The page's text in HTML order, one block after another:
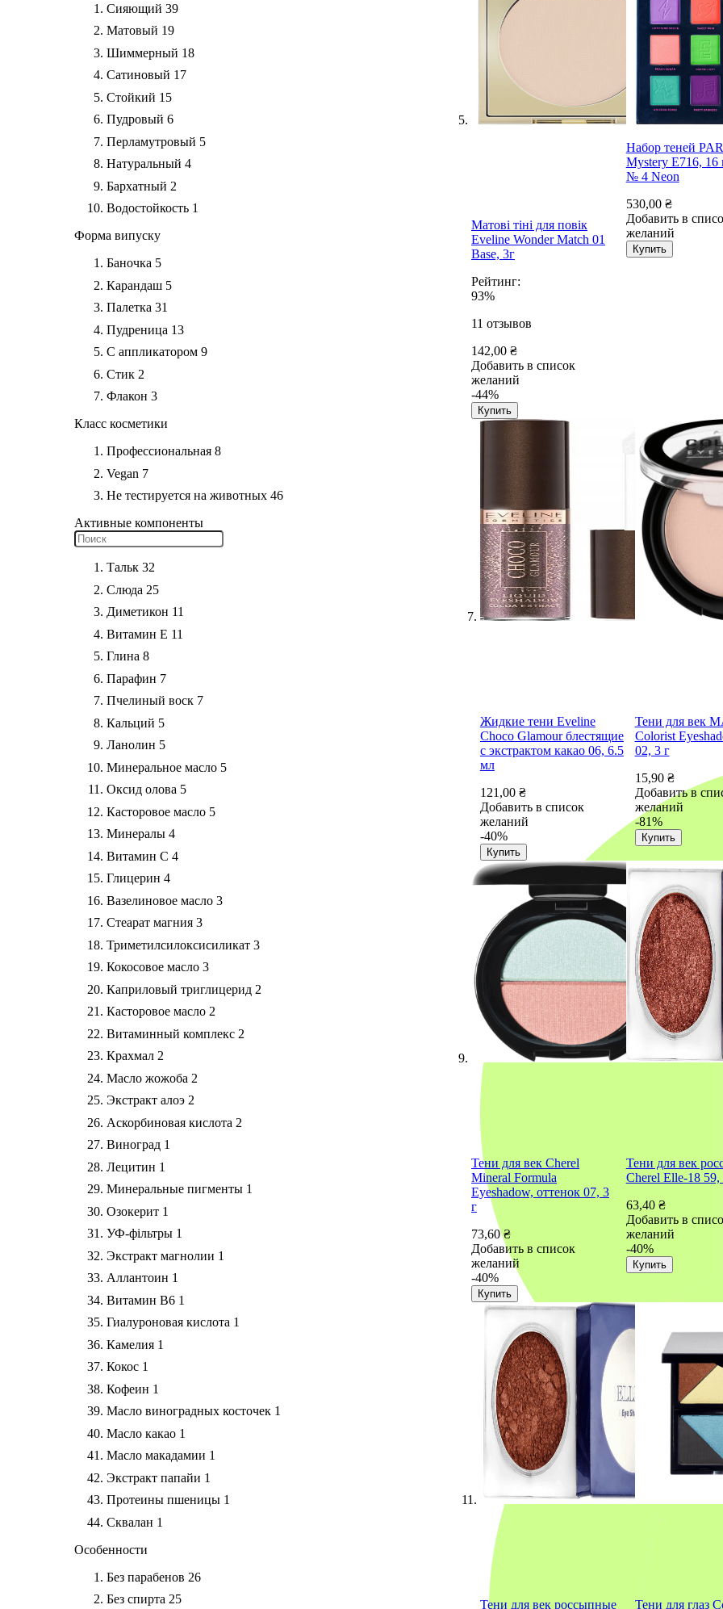
Матові тіні для повік
Eveline Wonder Match 01
Base, 3г
Рейтинг:
93%
11 отзывов
142,00 ₴
Добавить в список
желаний
-44%
Купить
Набор теней
Mystery E716, 16
№ 4 Neon
530,00 ₴
Добавить в
желаний
Купить
Жидкие тени Eveline
Choco Glamour блестящие
с экстрактом какао 06, 6.5
мл
121,00 ₴
Добавить в список
желаний
-40%
Купить
Тени для век
Colorist
02, 3 г
15,90 ₴
Добавить в
желаний
-81%
Купить
Тени для век Сherel
Mineral Formula
Eyeshadow, оттенок 07, 3
г
73,60 ₴
Добавить в список
желаний
-40%
Купить
Тени для век
Cherel Еlle-18 59,
63,40 ₴
Добавить в
желаний
-40%
Купить
Тени для век россыпные Тени для глаз
Сияющий 39
Матовый 19
Шиммерный 18
Сатиновый 17
Стойкий 15
Пудровый 6
Перламутровый 5
Натуральный 4
Бархатный 2
Водостойкость 1
Форма випуску
Баночка 5
Карандаш 5
Палетка 31
Пудреница 13
С аппликатором 9
Стик 2
Флакон 3
Класс косметики
Профессиональная 8
Vegan 7
Не тестируется на животных 46
Активные компоненты
Тальк 32
Слюда 25
Диметикон 11
Витамин Е 11
Глина 8
Парафин 7
Пчелиный воск 7
Кальций 5
Ланолин 5
Минеральное масло 5
Оксид олова 5
Касторовое масло 5
Минералы 4
Витамин С 4
Глицерин 4
Вазелиновое масло 3
Стеарат магния 3
Триметилсилоксисиликат 3
Кокосовое масло 3
Каприловый триглицерид 2
Касторовое масло 2
Витаминный комплекс 2
Крахмал 2
Масло жожоба 2
Экстракт алоэ 2
Аскорбиновая кислота 2
Виноград 1
Лецитин 1
Минеральные пигменты 1
Озокерит 1
УФ-фільтры 1
Экстракт магнолии 1
Аллантоин 1
Витамин В6 1
Гиалуроновая кислота 1
Камелия 1
Кокос 1
Кофеин 1
Масло виноградных косточек 1
Масло какао 1
Масло макадамии 1
Экстракт папайи 1
Протеины пшеницы 1
Сквалан 1
Особенности
Без парабенов 26
Без спирта 25